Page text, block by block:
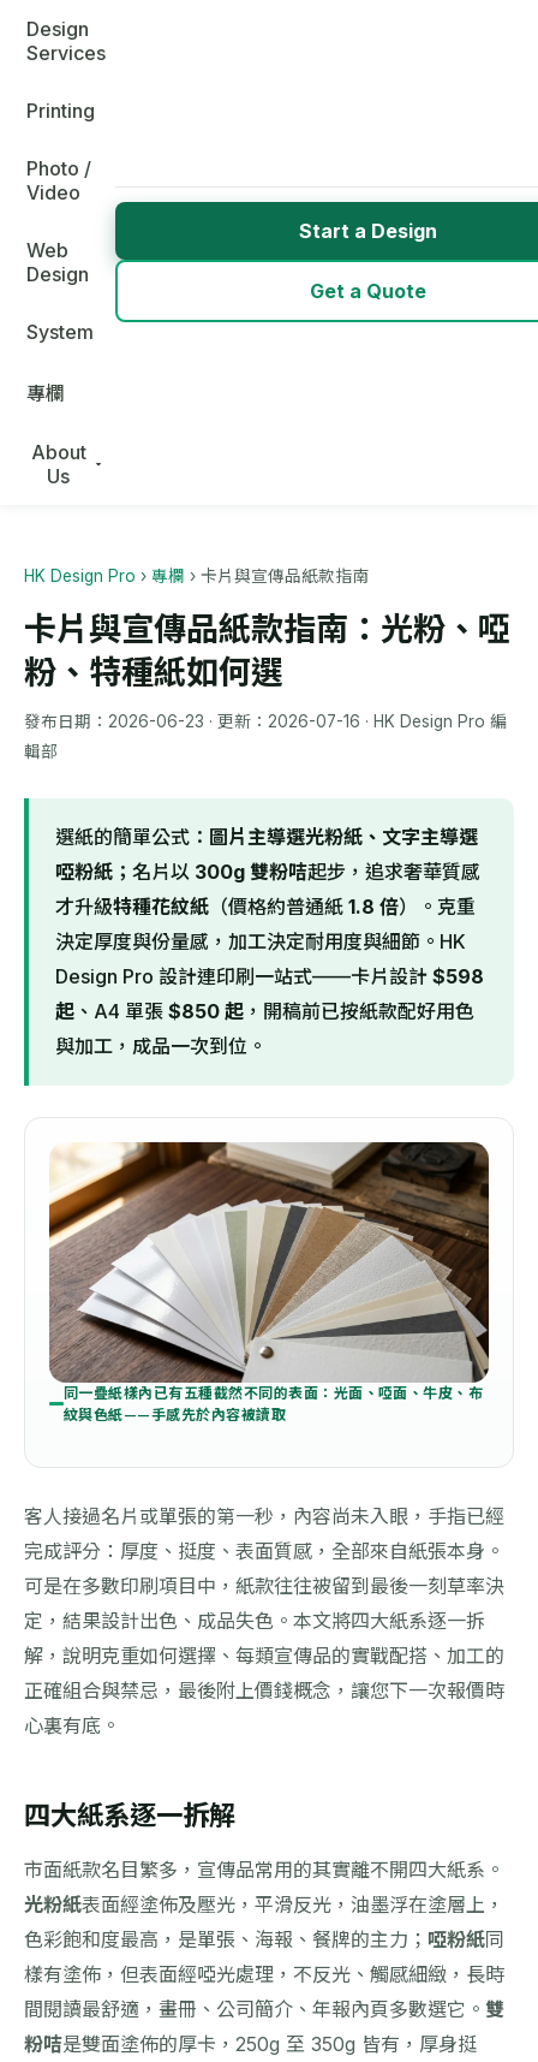
Design
Services
Printing
Photo /
Video
Web
Design
System
專欄
About
Us
Start a Design
Get a Quote
HK Design Pro › 專欄 › 卡片與宣傳品紙款指南
卡片與宣傳品紙款指南：光粉、啞
粉、特種紙如何選
發布日期： 2026-06-23 · 更新： 2026-07-16 · HK Design Pro 編
輯部
選紙的簡單公式： 圖片主導選光粉紙、文字主導選
啞粉紙 ；名片以 300g 雙粉咭起步，追求奢華質感
才升級特種花紋紙 （價格約普通紙 1.8 倍）。克重
決定厚度與份量感，加工決定耐用度與細節。HK
Design Pro 設計連印刷一站式——卡片設計 $598
起 、A4 單張 $850 起 ，開稿前已按紙款配好用色
與加工，成品一次到位。
同一疊紙樣內已有五種截然不同的表面：光面、啞面、牛皮、布
紋與色紙——手感先於內容被讀取
客人接過名片或單張的第一秒，內容尚未入眼，手指已經
完成評分：厚度、挺度、表面質感，全部來自紙張本身。
可是在多數印刷項目中，紙款往往被留到最後一刻草率決
定，結果設計出色、成品失色。本文將四大紙系逐一拆
解，說明克重如何選擇、每類宣傳品的實戰配搭、加工的
正確組合與禁忌，最後附上價錢概念，讓您下一次報價時
心裏有底。
四大紙系逐一拆解
市面紙款名目繁多，宣傳品常用的其實離不開四大紙系。
光粉紙表面經塗佈及壓光，平滑反光，油墨浮在塗層上，
色彩飽和度最高，是單張、海報、餐牌的主力； 啞粉紙同
樣有塗佈，但表面經啞光處理，不反光、觸感細緻，長時
間閱讀最舒適，畫冊、公司簡介、年報內頁多數選它。 雙
粉咭是雙面塗佈的厚卡，250g 至 350g 皆有，厚身挺